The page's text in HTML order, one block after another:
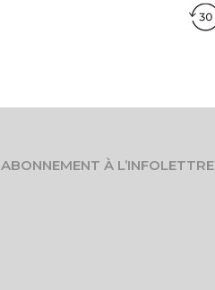
ABONNEMENT À L’INFOLETTRE